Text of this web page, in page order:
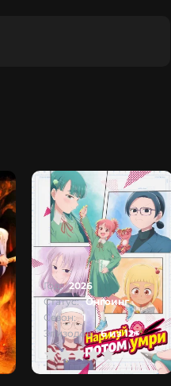
Год: 2026
Статус: Онгоинг
Сезон: 1
Эпизодов: 6 из 12+
4 0 1 2 3 4